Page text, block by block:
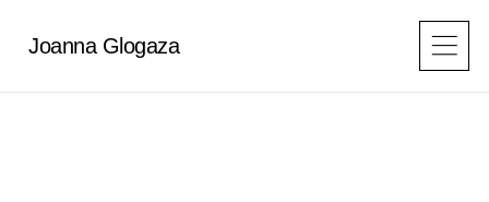
Joanna Glogaza